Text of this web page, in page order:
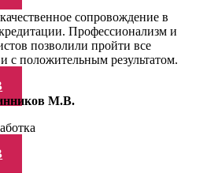
сопровождение в
Профессионализм и
позволили пройти все
с положительным результатом.
М.В.